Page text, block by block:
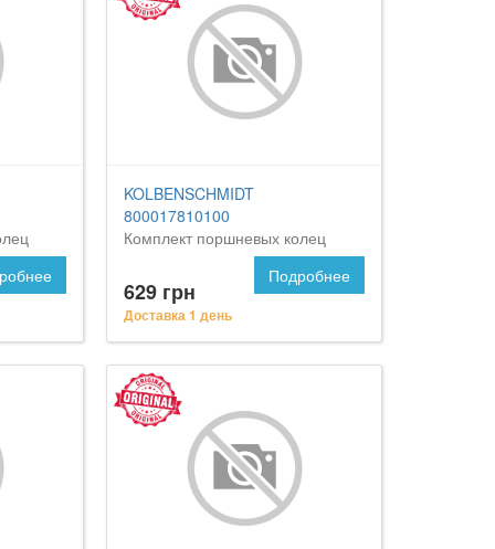
KOLBENSCHMIDT
800017810100
Комплект поршневых колец
629 грн
Доставка 1 день
Подробнее